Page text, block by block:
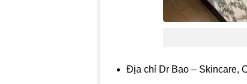
Địa chỉ Dr Bao – Skincare,